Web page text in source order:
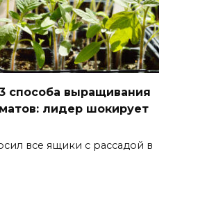
способа выращивания
лидер шокирует
все ящики с рассадой в